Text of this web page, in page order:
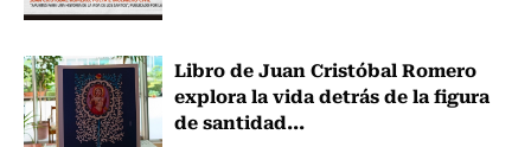
Libro de Juan Cristóbal Romero
explora la vida detrás de la figura
de santidad...